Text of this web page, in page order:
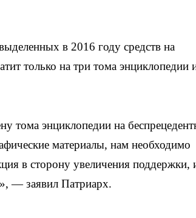
в 2016 году средств на
только на три тома энциклопедии
тома энциклопедии на
материалы, нам необходимо
в сторону увеличения поддержки,
— заявил Патриарх.